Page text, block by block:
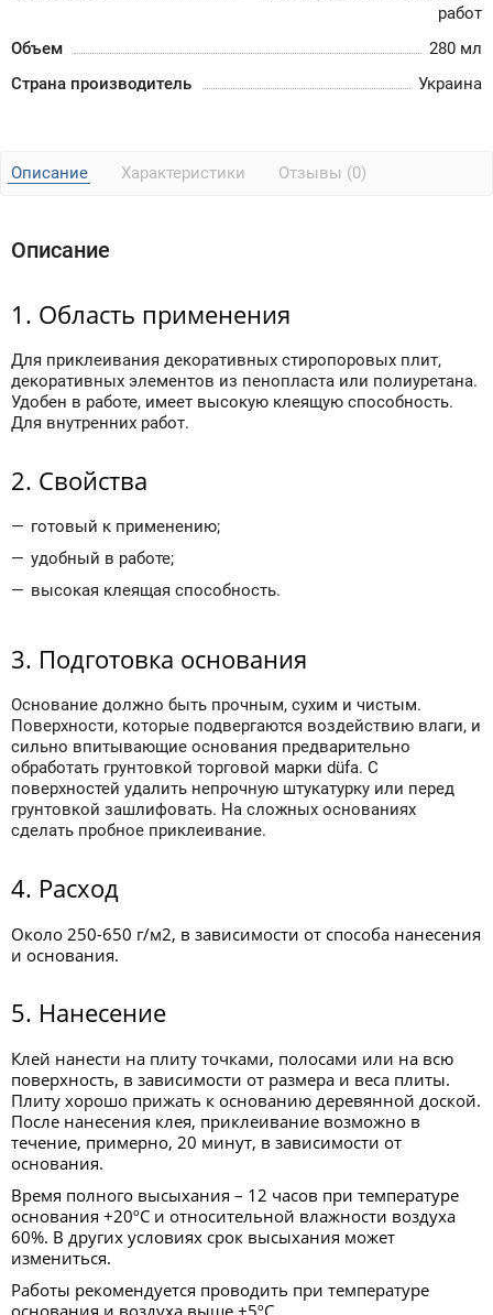
работ
Объем
280 мл
Страна производитель
Украина
Описание Характеристики Отзывы (0)
Описание
1. Область применения
Для приклеивания декоративных стиропоровых плит,
декоративных элементов из пенопласта или полиуретана.
Удобен в работе, имеет высокую клеящую способность.
Для внутренних работ.
2. Свойства
готовый к применению;
удобный в работе;
высокая клеящая способность.
3. Подготовка основания
Основание должно быть прочным, сухим и чистым.
Поверхности, которые подвергаются воздействию влаги, и
сильно впитывающие основания предварительно
обработать грунтовкой торговой марки düfa. С
поверхностей удалить непрочную штукатурку или перед
грунтовкой зашлифовать. На сложных основаниях
сделать пробное приклеивание.
4. Расход
Около 250-650 г/м2, в зависимости от способа нанесения
и основания.
5. Нанесение
Клей нанести на плиту точками, полосами или на всю
поверхность, в зависимости от размера и веса плиты.
Плиту хорошо прижать к основанию деревянной доской.
После нанесения клея, приклеивание возможно в
течение, примерно, 20 минут, в зависимости от
основания.
Время полного высыхания – 12 часов при температуре
основания +20ºС и относительной влажности воздуха
60%. В других условиях срок высыхания может
измениться.
Работы рекомендуется проводить при температуре
основания и воздуха выше +5ºС.